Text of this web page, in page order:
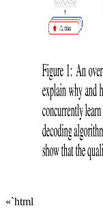
«`html